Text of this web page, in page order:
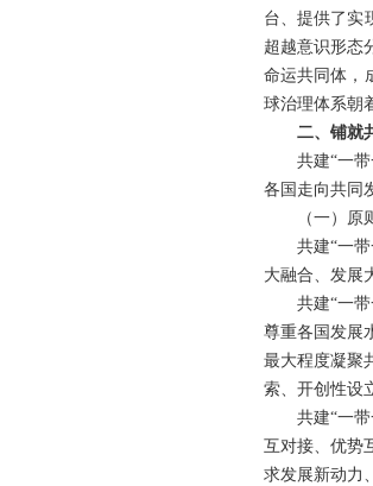
台、提供了实
超越意识形态
命运共同体，
球治理体系朝
二、铺就
共建“一
各国走向共同
（一）
共建“一
大融合、发展
共建“一
尊重各国发展
最大程度凝聚
索、开创性设
共建“一
互对接、优势
求发展新动力